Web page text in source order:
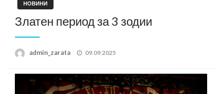
НОВИНИ
Златен период за 3 зодии
admin_zarata
Posted
09.09.2025